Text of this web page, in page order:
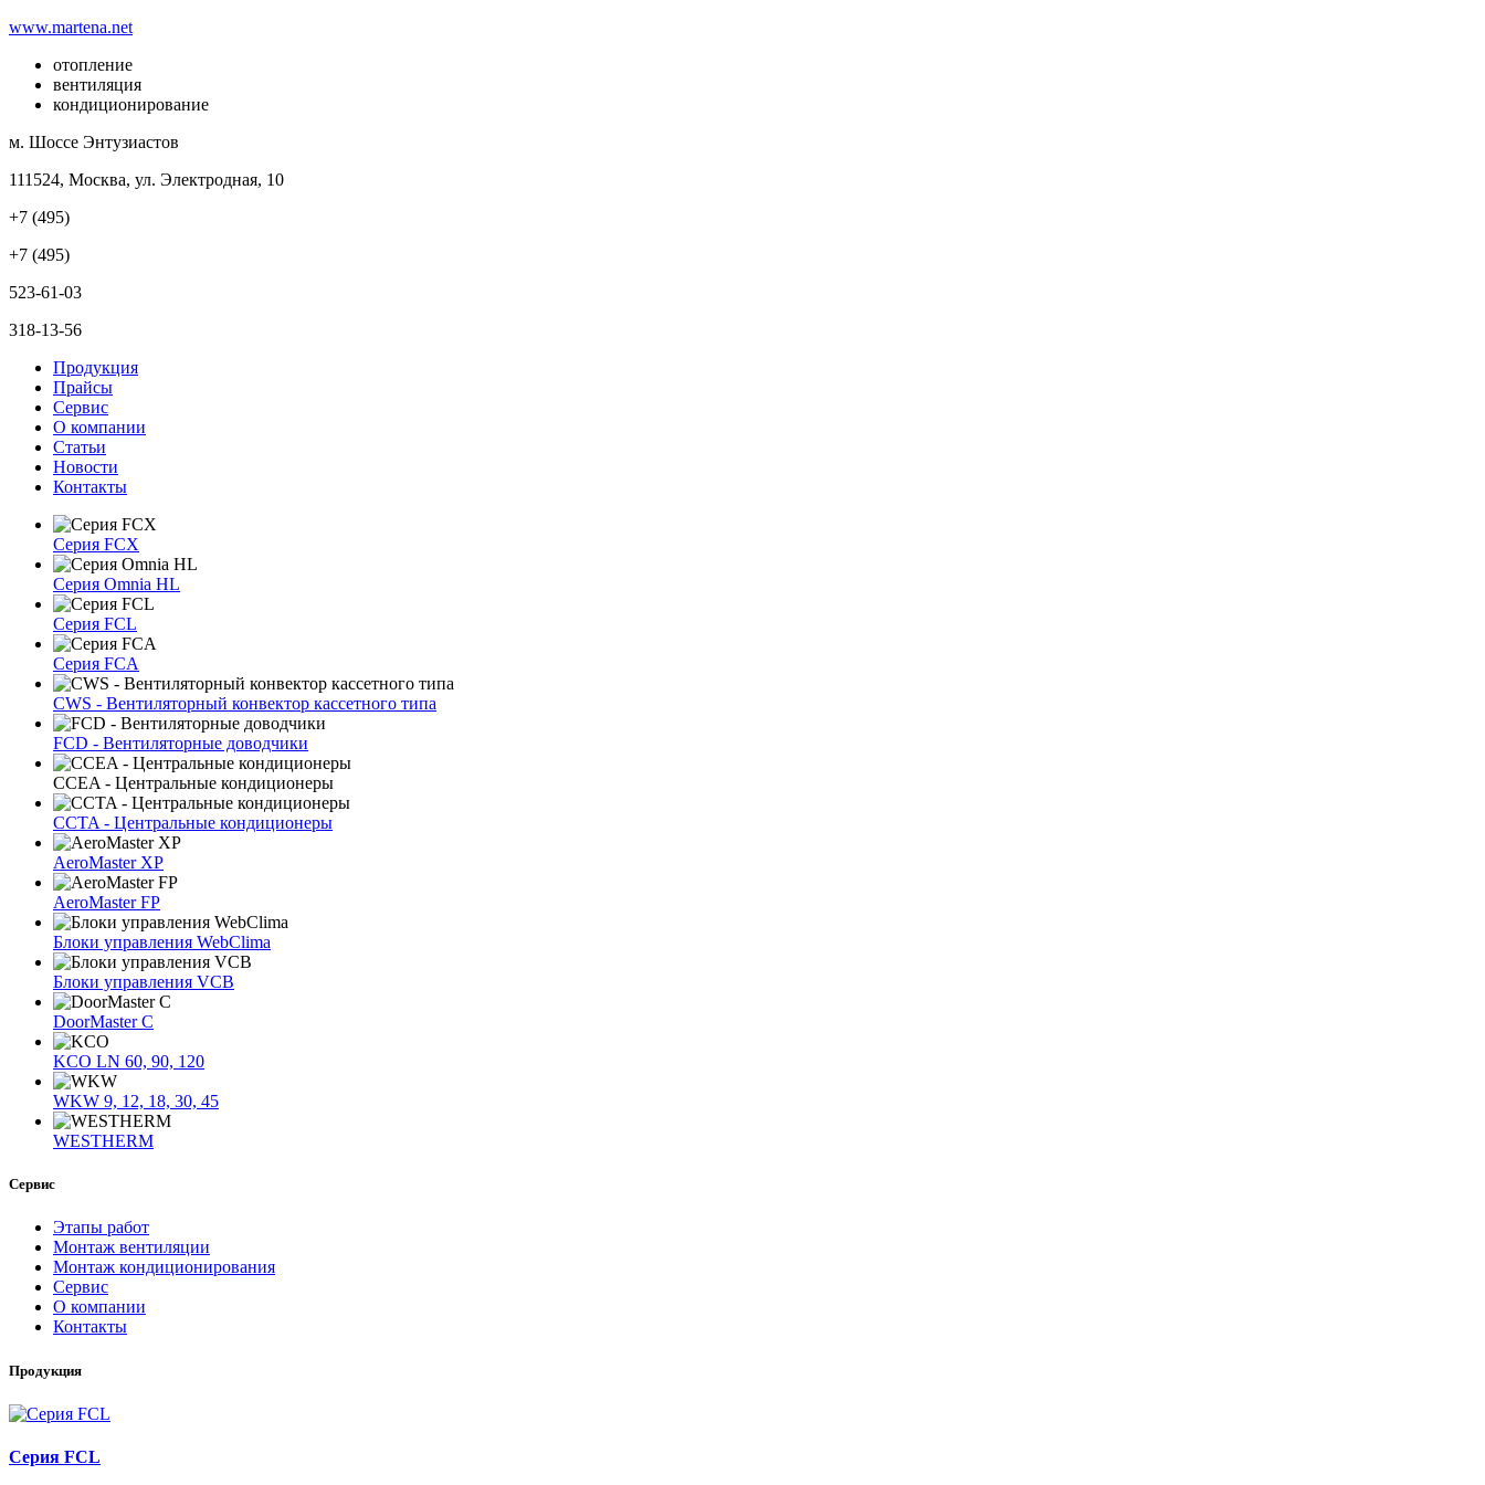
www.martena.net
отопление
вентиляция
кондиционирование
м. Шоссе Энтузиастов
111524, Москва, ул. Электродная, 10
+7 (495)
+7 (495)
523-61-03
318-13-56
Продукция
Прайсы
Сервис
О компании
Статьи
Новости
Контакты
Серия FCX
Серия Omnia HL
Серия FCL
Серия FCA
CWS - Вентиляторный конвектор кассетного типа
FCD - Вентиляторные доводчики
CCEA - Центральные кондиционеры
CCTA - Центральные кондиционеры
AeroMaster XP
AeroMaster FP
Блоки упрaвлeния WebClima
Блоки упрaвлeния VCB
DoorMaster C
KCO LN 60, 90, 120
WKW 9, 12, 18, 30, 45
WESTHERM
Сервис
Этапы работ
Монтаж вентиляции
Монтаж кондиционирования
Сервис
О компании
Контакты
Продукция
Серия FCL